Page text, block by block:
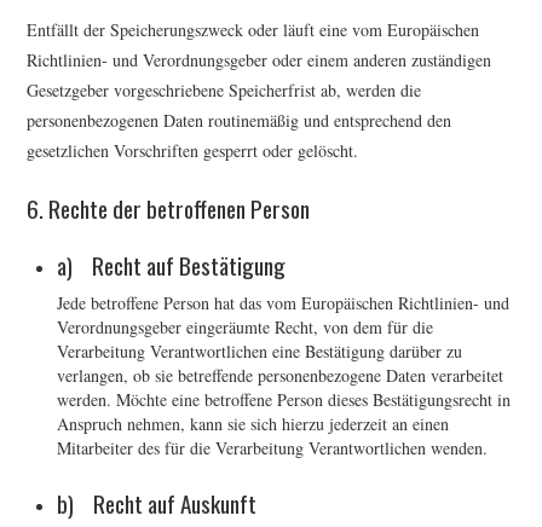
Entfällt der Speicherungszweck oder läuft eine vom Europäischen
Richtlinien- und Verordnungsgeber oder einem anderen zuständigen
Gesetzgeber vorgeschriebene Speicherfrist ab, werden die
personenbezogenen Daten routinemäßig und entsprechend den
gesetzlichen Vorschriften gesperrt oder gelöscht.
6. Rechte der betroffenen Person
a) Recht auf Bestätigung
Jede betroffene Person hat das vom Europäischen Richtlinien- und
Verordnungsgeber eingeräumte Recht, von dem für die
Verarbeitung Verantwortlichen eine Bestätigung darüber zu
verlangen, ob sie betreffende personenbezogene Daten verarbeitet
werden. Möchte eine betroffene Person dieses Bestätigungsrecht in
Anspruch nehmen, kann sie sich hierzu jederzeit an einen
Mitarbeiter des für die Verarbeitung Verantwortlichen wenden.
b) Recht auf Auskunft